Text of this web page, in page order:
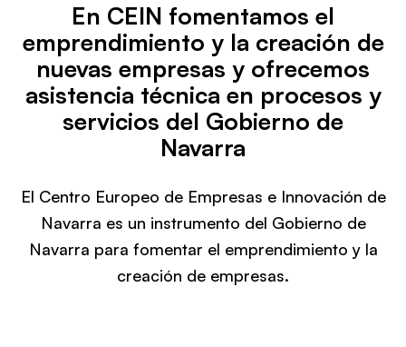
En CEIN fomentamos el
emprendimiento y la creación de
nuevas empresas y ofrecemos
asistencia técnica en procesos y
servicios del Gobierno de
Navarra
El Centro Europeo de Empresas e Innovación de
Navarra es un instrumento del Gobierno de
Navarra para fomentar el emprendimiento y la
creación de empresas.